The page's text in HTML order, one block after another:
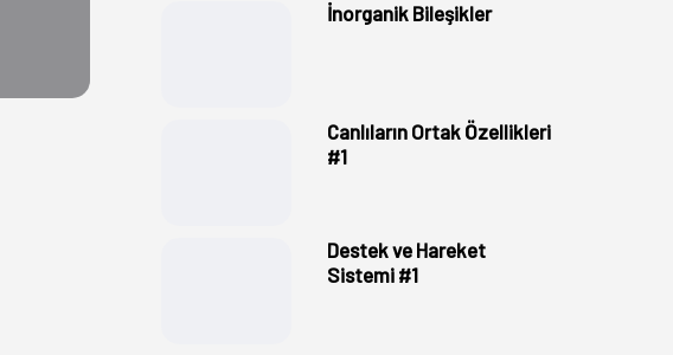
İnorganik Bileşikler
Canlıların Ortak Özellikleri
#1
Destek ve Hareket
Sistemi #1